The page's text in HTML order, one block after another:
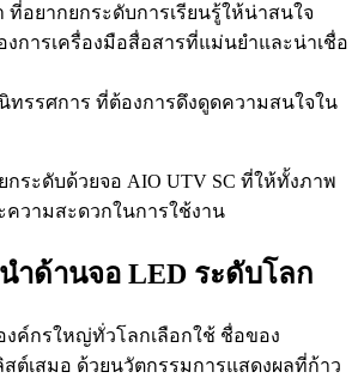
อยากยกระดับการเรียนรู้ให้น่าสนใจ
การเครื่องมือสื่อสารที่แม่นยำและน่าเชื่อ
ทรรศการ ที่ต้องการดึงดูดความสนใจใน
ระดับด้วยจอ AIO UTV SC ที่ให้ทั้งภาพ
ความสะดวกในการใช้งาน
ำด้านจอ LED ระดับโลก
งค์กรใหญ่ทั่วโลกเลือกใช้ ชื่อของ
สต์เสมอ ด้วยนวัตกรรมการแสดงผลที่ก้าว